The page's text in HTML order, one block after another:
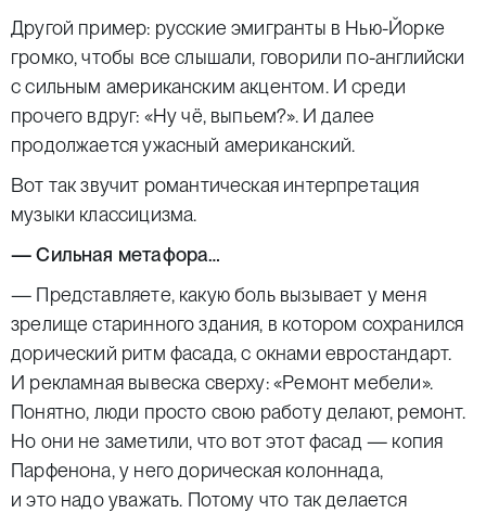
Другой пример: русские эмигранты в Нью-Йорке
громко, чтобы все слышали, говорили по-английски
с сильным американским акцентом. И среди
прочего вдруг: «Ну чё, выпьем?». И далее
продолжается ужасный американский.
Вот так звучит романтическая интерпретация
музыки классицизма.
— Сильная метафора…
— Представляете, какую боль вызывает у меня
зрелище старинного здания, в котором сохранился
дорический ритм фасада, с окнами евростандарт.
И рекламная вывеска сверху: «Ремонт мебели».
Понятно, люди просто свою работу делают, ремонт.
Но они не заметили, что вот этот фасад — копия
Парфенона, у него дорическая колоннада,
и это надо уважать. Потому что так делается